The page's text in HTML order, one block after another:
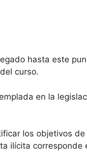
hasta este
curso.
en la
los objetivos
ilícita corresponde